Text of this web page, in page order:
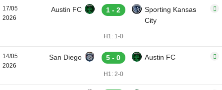
17/05
2026
Austin FC 1 - 2
Sporting Kansas
City
H1: 1-0
14/05
2026
San Diego 5 - 0 Austin FC
H1: 2-0